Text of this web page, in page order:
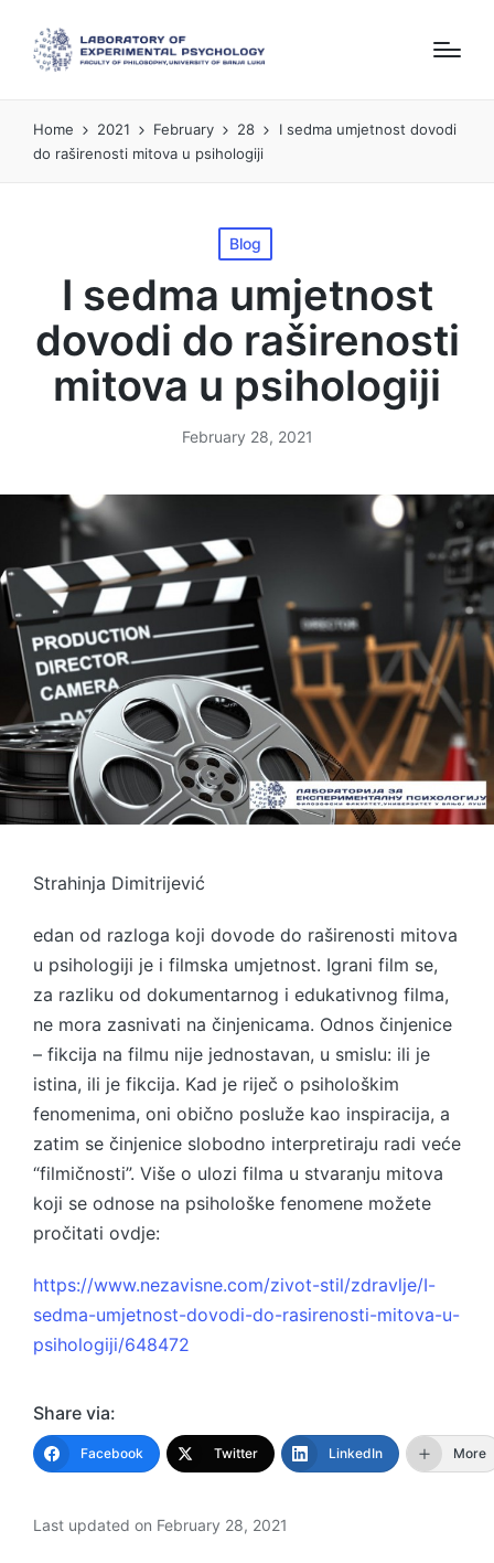
Home 2021 February 28
I sedma umjetnost dovodi
do raširenosti mitova u psihologiji
Posted
in
Blog
I sedma umjetnost
dovodi do raširenosti
mitova u psihologiji
February 28, 2021
Strahinja Dimitrijević
edan od razloga koji dovode do raširenosti mitova
u psihologiji je i filmska umjetnost. Igrani film se,
za razliku od dokumentarnog i edukativnog filma,
ne mora zasnivati na činjenicama. Odnos činjenice
– fikcija na filmu nije jednostavan, u smislu: ili je
istina, ili je fikcija. Kad je riječ o psihološkim
fenomenima, oni obično posluže kao inspiracija, a
zatim se činjenice slobodno interpretiraju radi veće
“filmičnosti”. Više o ulozi filma u stvaranju mitova
koji se odnose na psihološke fenomene možete
pročitati ovdje:
https://www.nezavisne.com/zivot-stil/zdravlje/I-
sedma-umjetnost-dovodi-do-rasirenosti-mitova-u-
psihologiji/648472
Share via:
Facebook Twitter LinkedIn More
Last updated on February 28, 2021